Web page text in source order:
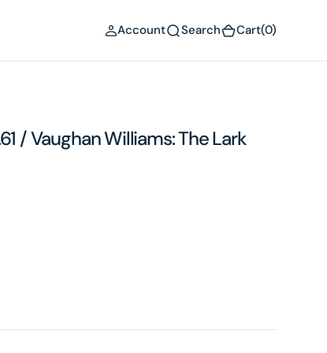
Account Search Cart(0)
/ Vaughan Williams: The Lark